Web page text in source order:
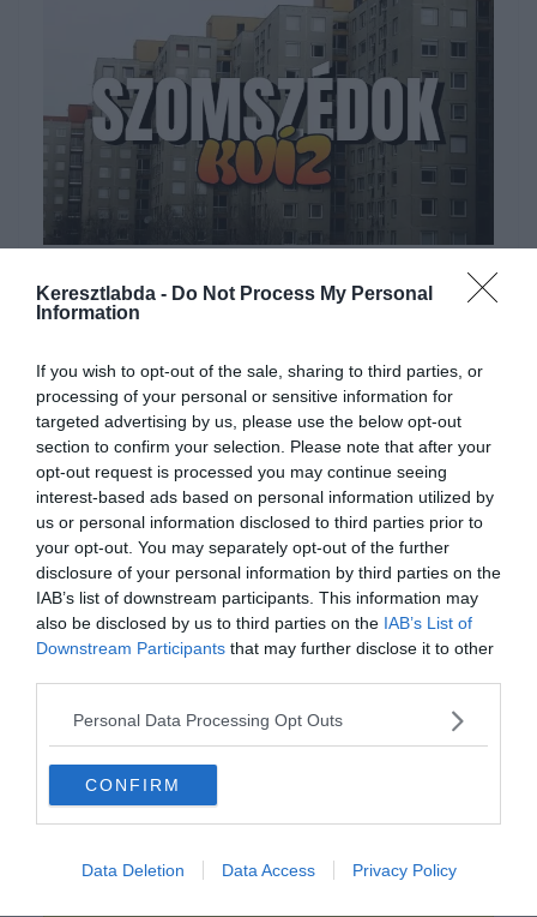
Keresztlabda - Do Not Process My Personal
Information
If you wish to opt-out of the sale, sharing to third parties, or
processing of your personal or sensitive information for
targeted advertising by us, please use the below opt-out
section to confirm your selection. Please note that after your
opt-out request is processed you may continue seeing
interest-based ads based on personal information utilized by
us or personal information disclosed to third parties prior to
your opt-out. You may separately opt-out of the further
disclosure of your personal information by third parties on the
IAB’s list of downstream participants. This information may
also be disclosed by us to third parties on the IAB’s List of
Downstream Participants that may further disclose it to other
Personal Data Processing Opt Outs
CONFIRM
Data Deletion Data Access Privacy Policy
Készen állsz?
Hány család köré épült a
sorozat?
6